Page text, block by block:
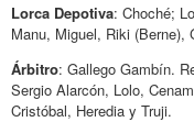
Lorca Depotiva: Choché;
Manu, Miguel, Riki (Berne),
Árbitro: Gallego Gambín.
Sergio Alarcón, Lolo,
Cristóbal, Heredia y Truji.